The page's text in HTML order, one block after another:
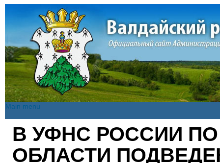
Main menu
Вы здесь
В УФНС РОССИИ
ОБЛАСТИ